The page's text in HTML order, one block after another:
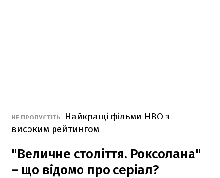
НЕ ПРОПУСТІТЬ
Найкращі фільми HBO з
високим рейтингом
"Величне століття. Роксолана"
– що відомо про серіал?